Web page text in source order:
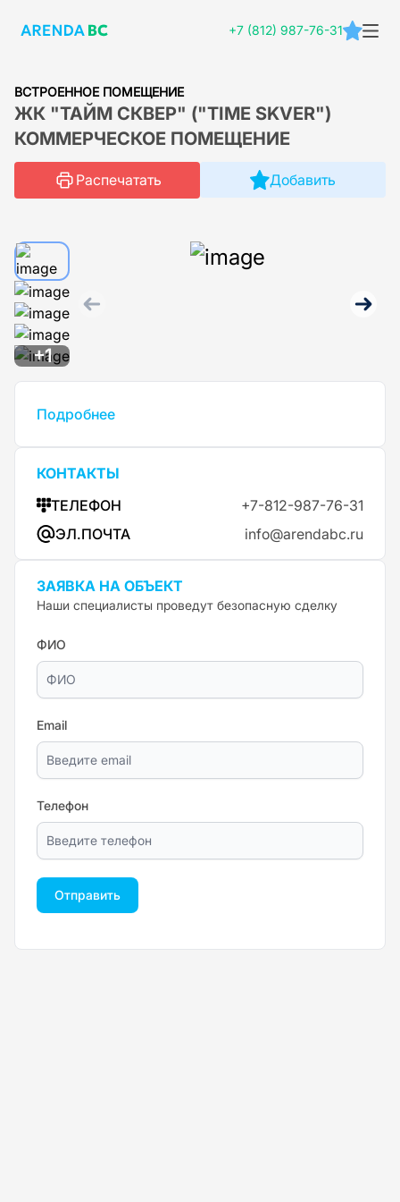
+7 (812) 987-76-31
ВСТРОЕННОЕ ПОМЕЩЕНИЕ
ЖК "ТАЙМ СКВЕР" ("TIME SKVER")
КОММЕРЧЕСКОЕ ПОМЕЩЕНИЕ
Распечатать Добавить
+1
Подробнее
КОНТАКТЫ
ТЕЛЕФОН
+7-812-987-76-31
ЭЛ.ПОЧТА
info@arendabc.ru
ЗАЯВКА НА ОБЪЕКТ
Наши специалисты проведут безопасную сделку
ФИО
Email
Телефон
Отправить